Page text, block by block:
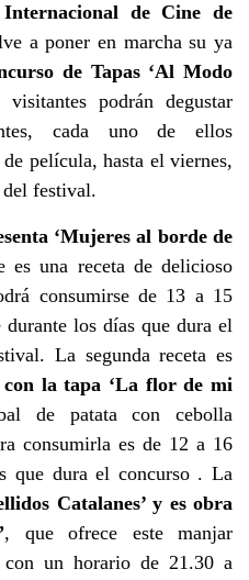
de Cine de
a poner en marcha su ya
de Tapas ‘Al Modo
podrán degustar
cada uno de ellos
película, hasta el viernes,
festival.
‘Mujeres al borde de
es una receta de delicioso
consumirse de 13 a 15
los días que dura el
La segunda receta es
la tapa ‘La flor de mi
de patata con cebolla
consumirla es de 12 a 16
que dura el concurso . La
Catalanes’ y es obra
, que ofrece este manjar
un horario de 21.30 a